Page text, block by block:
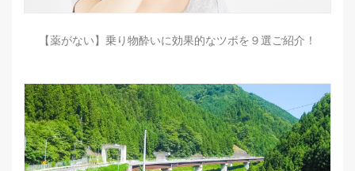
【薬がない】乗り物酔いに効果的なツボを９選ご紹介！